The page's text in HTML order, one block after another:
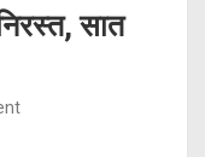
निरस्त, सात